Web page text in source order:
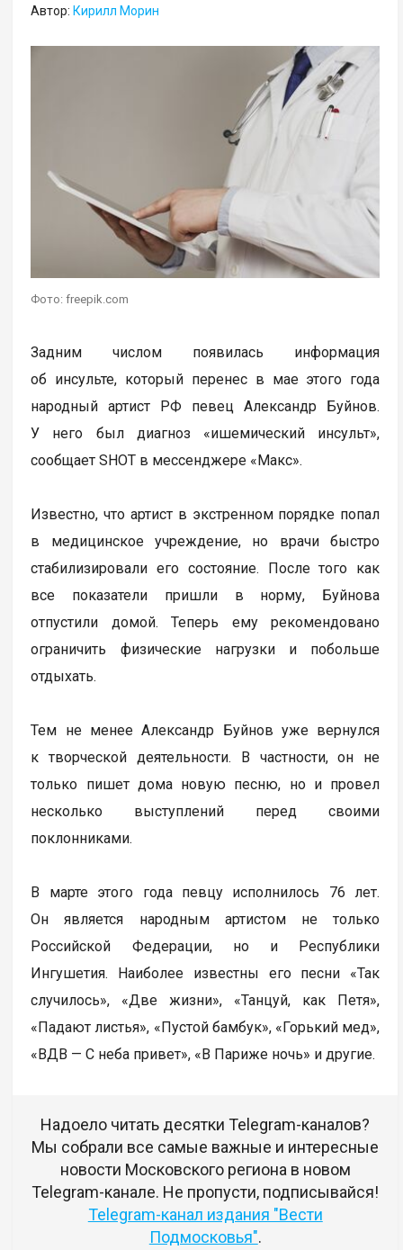
Автор: Кирилл Морин
Фото: freepik.com
Задним числом появилась информация
об инсульте, который перенес в мае этого года
народный артист РФ певец Александр Буйнов.
У него был диагноз «ишемический инсульт»,
сообщает SHOT в мессенджере «Макс».
Известно, что артист в экстренном порядке попал
в медицинское учреждение, но врачи быстро
стабилизировали его состояние. После того как
все показатели пришли в норму, Буйнова
отпустили домой. Теперь ему рекомендовано
ограничить физические нагрузки и побольше
отдыхать.
Тем не менее Александр Буйнов уже вернулся
к творческой деятельности. В частности, он не
только пишет дома новую песню, но и провел
несколько выступлений перед своими
поклонниками.
В марте этого года певцу исполнилось 76 лет.
Он является народным артистом не только
Российской Федерации, но и Республики
Ингушетия. Наиболее известны его песни «Так
случилось», «Две жизни», «Танцуй, как Петя»,
«Падают листья», «Пустой бамбук», «Горький мед»,
«ВДВ — С неба привет», «В Париже ночь» и другие.
Надоело читать десятки Telegram-каналов?
Мы собрали все самые важные и интересные
новости Московского региона в новом
Telegram-канале. Не пропусти, подписывайся!
Telegram-канал издания "Вести
Подмосковья".